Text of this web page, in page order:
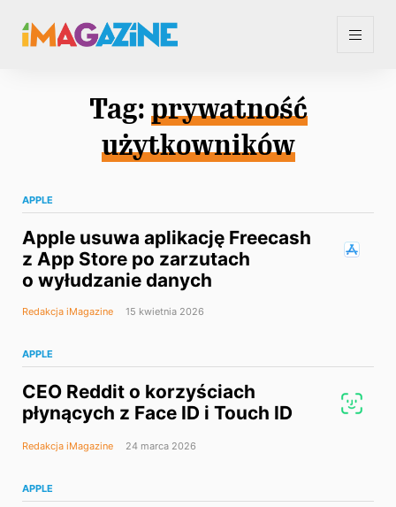
Tag: prywatność
użytkowników
APPLE
Apple usuwa aplikację Freecash
z App Store po zarzutach
o wyłudzanie danych
Redakcja iMagazine 15 kwietnia 2026
APPLE
CEO Reddit o korzyściach
płynących z Face ID i Touch ID
Redakcja iMagazine 24 marca 2026
APPLE